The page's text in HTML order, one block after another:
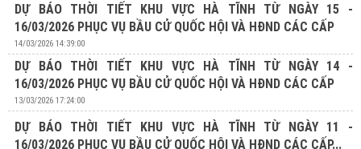
DỰ BÁO THỜI TIẾT KHU VỰC HÀ TĨNH TỪ NGÀY 15 -
16/03/2026 PHỤC VỤ BẦU CỬ QUỐC HỘI VÀ HĐND CÁC CẤP
14/03/2026 14:39:00
DỰ BÁO THỜI TIẾT KHU VỰC HÀ TĨNH TỪ NGÀY 14 -
16/03/2026 PHỤC VỤ BẦU CỬ QUỐC HỘI VÀ HĐND CÁC CẤP
13/03/2026 17:24:00
DỰ BÁO THỜI TIẾT KHU VỰC HÀ TĨNH TỪ NGÀY 11 -
16/03/2026 PHỤC VỤ BẦU CỬ QUỐC HỘI VÀ HĐND CÁC CẤP...